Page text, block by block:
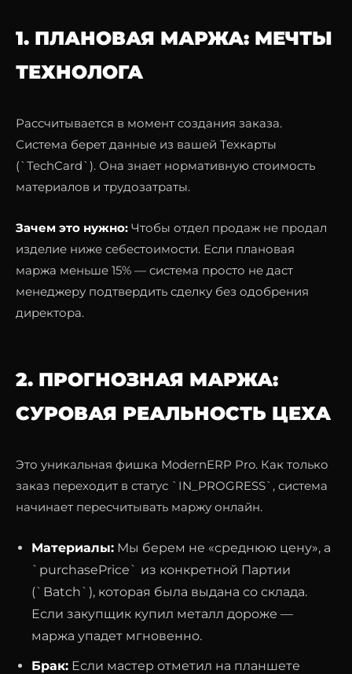
1. ПЛАНОВАЯ МАРЖА: МЕЧТЫ
ТЕХНОЛОГА
Рассчитывается в момент создания заказа.
Система берет данные из вашей Техкарты
(`TechCard`). Она знает нормативную стоимость
материалов и трудозатраты.
Зачем это нужно: Чтобы отдел продаж не продал
изделие ниже себестоимости. Если плановая
маржа меньше 15% — система просто не даст
менеджеру подтвердить сделку без одобрения
директора.
2. ПРОГНОЗНАЯ МАРЖА:
СУРОВАЯ РЕАЛЬНОСТЬ ЦЕХА
Это уникальная фишка ModernERP Pro. Как только
заказ переходит в статус `IN_PROGRESS`, система
начинает пересчитывать маржу онлайн.
Материалы: Мы берем не «среднюю цену», а
`purchasePrice` из конкретной Партии
(`Batch`), которая была выдана со склада.
Если закупщик купил металл дороже —
маржа упадет мгновенно.
Брак: Если мастер отметил на планшете